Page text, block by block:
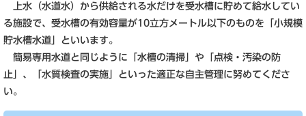
上水（水道水）から供給される水だけを受水槽に貯めて給水してい
る施設で、受水槽の有効容量が10立方メートル以下のものを「小規模
貯水槽水道」といいます。
簡易専用水道と同じように「水槽の清掃」や「点検・汚染の防
止」、「水質検査の実施」といった適正な自主管理に努めてくださ
い。